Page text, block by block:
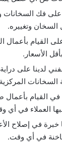
على فك
وتغييره.
القيام بأعمال
الأسعار.
لدينا على
القيام بأعمال
العملاء في
خبرة في إصلاح
في أي وقت.